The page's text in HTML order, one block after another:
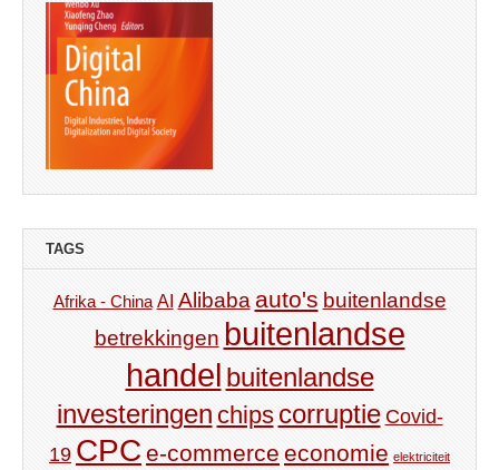
TAGS
Afrika - China AI Alibaba auto's buitenlandse
betrekkingen buitenlandse
handel buitenlandse
investeringen chips corruptie Covid-
19 CPC e-commerce economie elektriciteit